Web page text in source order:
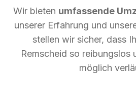
Wir bieten umfassende
unserer Erfahrung und
stellen wir sicher, dass
Remscheid so reibungslos
möglich